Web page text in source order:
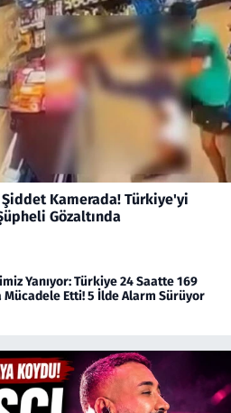
Kamerada! Türkiye'yi
Gözaltında
Yanıyor: Türkiye 24 Saatte 169
Mücadele Etti! 5 İlde Alarm Sürüyor